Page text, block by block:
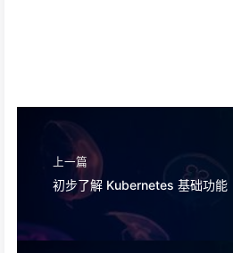
上一篇
初步了解 Kubernetes 基础功能